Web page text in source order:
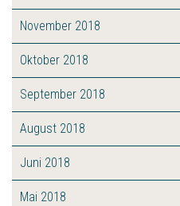
November 2018
Oktober 2018
September 2018
August 2018
Juni 2018
Mai 2018